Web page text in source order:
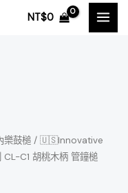
NT$0
樂鼓槌 / 🇺🇸Innovative
C1 胡桃木柄 管鐘槌